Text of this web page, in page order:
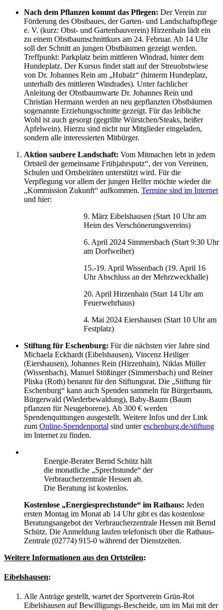
Nach dem Pflanzen kommt das Pflegen: Der Verein zur
Förderung des Obstbaues, der Garten- und Landschaftspflege
e. V. (kurz: Obst- und Gartenbauverein) Hirzenhain lädt ein
zu einem Obstbaumschnittkurs am 24. Februar. Ab 14 Uhr
soll der Schnitt an jungen Obstbäumen gezeigt werden.
Treffpunkt: Parkplatz beim mittleren Windrad, hinter dem
Hundeplatz. Der Kursus findet statt auf der Streuobstwiese
von Dr. Johannes Rein am „Hubalz“ (hinterm Hundeplatz,
unterhalb des mittleren Windrades). Unter fachlicher
Anleitung der Obstbaumwarte Dr. Johannes Rein und
Christian Hermann werden an neu gepflanzten Obstbäumen
sogenannte Erziehungsschnitte gezeigt. Für das leibliche
Wohl ist auch gesorgt (gegrillte Würstchen/Steaks, heißer
Apfelwein). Hierzu sind nicht nur Mitglieder eingeladen,
sondern alle interessierten Mitbürger.
Aktion saubere Landschaft: Vom Mitmachen lebt in jedem
Ortsteil der gemeinsame Frühjahrsputz“, der von Vereinen,
Schulen und Ortsbeiräten unterstützt wird. Für die
Verpflegung vor allem der jungen Helfer möchte wieder die
„Kommission Zukunft“ aufkommen. Termine sind im Internet
und hier:
9. März Eibelshausen (Start 10 Uhr am
Heim des Verschönerungsvereins)
6. April 2024 Simmersbach (Start 9:30 Uhr
am Dorfweiher)
15.-19. April Wissenbach (19. April 16
Uhr Abschluss an der Mehrzweckhalle)
20. April Hirzenhain (Start 14 Uhr am
Feuerwehrhaus)
4. Mai 2024 Eiershausen (Start 10 Uhr am
Festplatz)
Stiftung für Eschenburg: Für die nächsten vier Jahre sind
Michaela Eckhardt (Eibelshausen), Vincenz Heiliger
(Eiershausen), Johannes Rein (Hirzenhain), Niklas Müller
(Wissenbach), Manuel Stößinger (Simmersbach) und Reiner
Pliska (Roth) benannt für den Stiftungsrat. Die „Stiftung für
Eschenburg“ kann auch Spenden sammeln für Bürgerbaum,
Bürgerwald (Wiederbewaldung), Baby-Baum (Baum
pflanzen für Neugeborene). Ab 300 € werden
Spendenquittungen ausgestellt. Weitere Infos und der Link
zum Online-Spendenportal sind untereschenburg.de/stiftung
im Internet zu finden.
Energie-Berater Bernd Schütz hält
die monatliche „Sprechstunde“ der
Verbraucherzentrale Hessen ab.
Die Beratung ist kostenlos.
Kostenlose „Energiesprechstunde“ im Rathaus: Jeden
ersten Montag im Monat ab 14 Uhr gibt es das kostenlose
Beratungsangebot der Verbraucher­zentrale Hessen mit Bernd
Schütz. Die Anmeldung laufen telefonisch über die Rathaus-
Zentrale (02774) 915-0 während der Dienstzeiten.
Weitere Informationen aus den Ortsteilen:
Eibelshausen:
Alle Anträge gestellt, wartet der Sportverein Grün-Rot
Eibelshausen auf Bewilligungs-Bescheide, um im Mai mit der